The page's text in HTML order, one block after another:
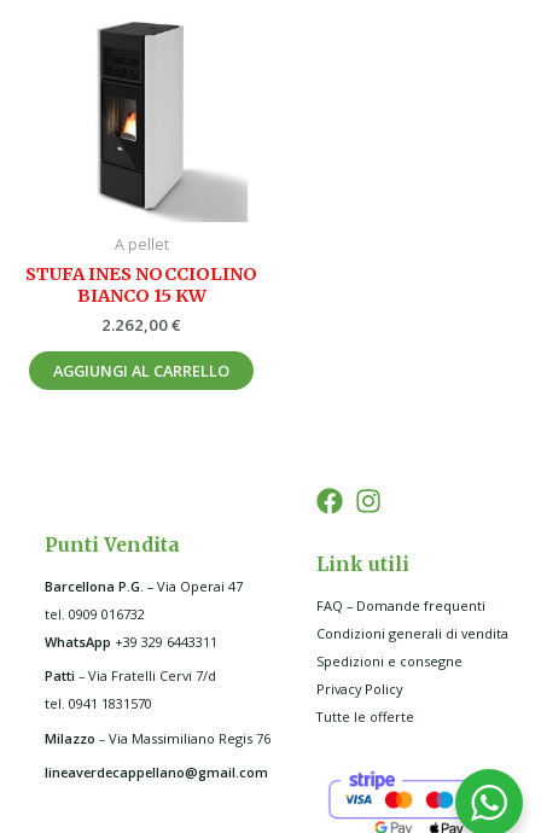
A pellet
STUFA INES NOCCIOLINO
BIANCO 15 KW
2.262,00€
AGGIUNGI AL CARRELLO
Punti Vendita
Barcellona P.G – Via Operai 47
tel. 0909 016732
WhatsApp +39 329 6443311
Patti – Via Fratelli Cervi 7/d
tel. 0941 1831570
Milazzo– Via Massimiliano Regis 76
lineaverdecappellano@gmail.com
Link utili
FAQ – Domande frequenti
Condizioni generali di vendita
Spedizioni e consegne
Privacy Policy
Tutte le offerte